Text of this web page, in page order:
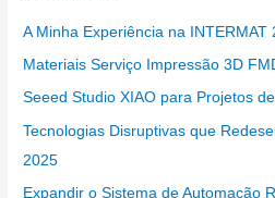
A Minha Experiência na INTERMAT
Materiais Serviço Impressão 3D
Seeed Studio XIAO para Projetos
Tecnologias Disruptivas que
2025
Expandir o Sistema de Automação